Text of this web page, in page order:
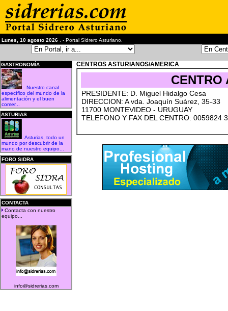
Lunes, 10 agosto 2026 . - Portal Sidrero Asturiano.
GASTRONOMÍA
Nuestro canal
específico del mundo de la
alimentación y el buen
comer...
ASTURIAS
Asturias, todo un
mundo por descubrir de la
mano de nuestro equipo...
FORO SIDRA
CONTACTA
Contacta con nuestro
equipo...
info@sidrerias.com
CENTROS ASTURIANOS/AMERICA
CENTRO
PRESIDENTE: D. Miguel Hidalgo Cesa
DIRECCION: A vda. Joaquín Suárez, 35-33
11700 MONTEVIDEO - URUGUAY
TELEFONO Y FAX DEL CENTRO: 0059824